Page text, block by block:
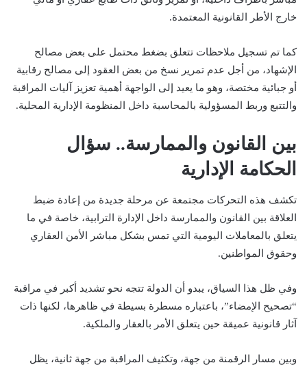
خارج الأطر القانونية المعتمدة.
كما تم تسجيل ملاحظات تتعلق بضغط محتمل على بعض مصالح
الإشهاد، من أجل عدم تمرير نسخ من بعض العقود إلى مصالح رقابية
أو جبائية مختصة، وهو ما يعيد إلى الواجهة أهمية تعزيز آليات المراقبة
والتتبع وربط المسؤولية بالمحاسبة داخل المنظومة الإدارية المحلية.
بين القانون والممارسة.. سؤال
الحكامة الإدارية
تكشف هذه التحركات مجتمعة عن مرحلة جديدة من إعادة ضبط
العلاقة بين القانون والممارسة داخل الإدارة الترابية، خاصة في ما
يتعلق بالمعاملات اليومية التي تمس بشكل مباشر الأمن العقاري
وحقوق المواطنين.
وفي ظل هذا السياق، يبدو أن الدولة تتجه نحو تشديد أكبر في مراقبة
“تصحيح الإمضاء”، باعتباره مسطرة بسيطة في ظاهرها، لكنها ذات
آثار قانونية عميقة حين يتعلق الأمر بالعقار والملكية.
وبين مسار الرقمنة من جهة، وتكثيف المراقبة من جهة ثانية، يظل